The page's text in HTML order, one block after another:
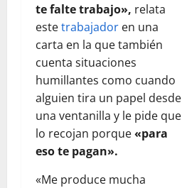
te falte trabajo», relata
estetrabajador en una
carta en la que también
cuenta situaciones
humillantes como cuando
alguien tira un papel desde
una ventanilla y le pide que
lo recojan porque«para
eso te pagan».
«Me produce mucha